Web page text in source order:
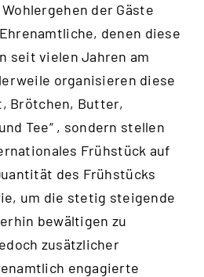
der Gäste
denen diese
seit vielen Jahren am
organisieren diese
Brötchen, Butter,
Tee“ , sondern stellen
Frühstück auf
des Frühstücks
um die stetig steigende
bewältigen zu
zusätzlicher
engagierte